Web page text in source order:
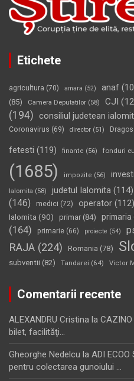
Etichete
agricultura (70) amara (52) anaf
(85)
Camera Deputatilor (58) CJI
(194) consiliul judetean
Coronavirus (69) director (51)
fetesti (119) finante (56) fonduri
(1685)
impozite (56)
Ialomita (58) judetul Ialomita (114)
(146)
medici (72) operator (112)
Ialomita (90) primar(84) primaria
(164)
primarie (66) proiecte (54)
RAJA (224) Romania (78)
subventii (82) Tandarei (64) Victor
Comentarii recente
ALEXANDRU Cristina la
bilet, facilităţi…
Gheorghe Nedelcu la ADI
pentru colectarea gunoiului …